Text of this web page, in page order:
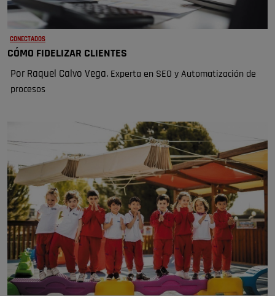
CONECTADOS
CÓMO FIDELIZAR CLIENTES
Por Raquel Calvo Vega. Experta en SEO y Automatización de
procesos